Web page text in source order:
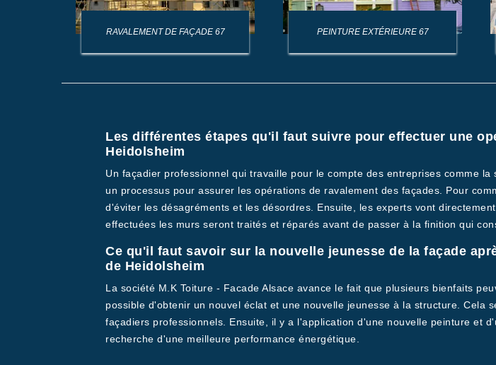
RAVALEMENT DE FAÇADE 67 PEINTURE EXTÉRIEURE 67
Les différentes étapes qu'il faut suivre pour effectuer une
Heidolsheim
Un façadier professionnel qui travaille pour le compte des entreprises comme
un processus pour assurer les opérations de ravalement des façades. Pour
d'éviter les désagréments et les désordres. Ensuite, les experts vont
effectuées les murs seront traités et réparés avant de passer à la finition qui
Ce qu'il faut savoir sur la nouvelle jeunesse de la façade
de Heidolsheim
La société M.K Toiture - Facade Alsace avance le fait que plusieurs bienfaits
possible d'obtenir un nouvel éclat et une nouvelle jeunesse à la structure.
façadiers professionnels. Ensuite, il y a l'application d'une nouvelle peinture et
recherche d'une meilleure performance énergétique.